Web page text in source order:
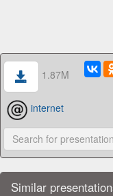
1.87M
internet
Similar